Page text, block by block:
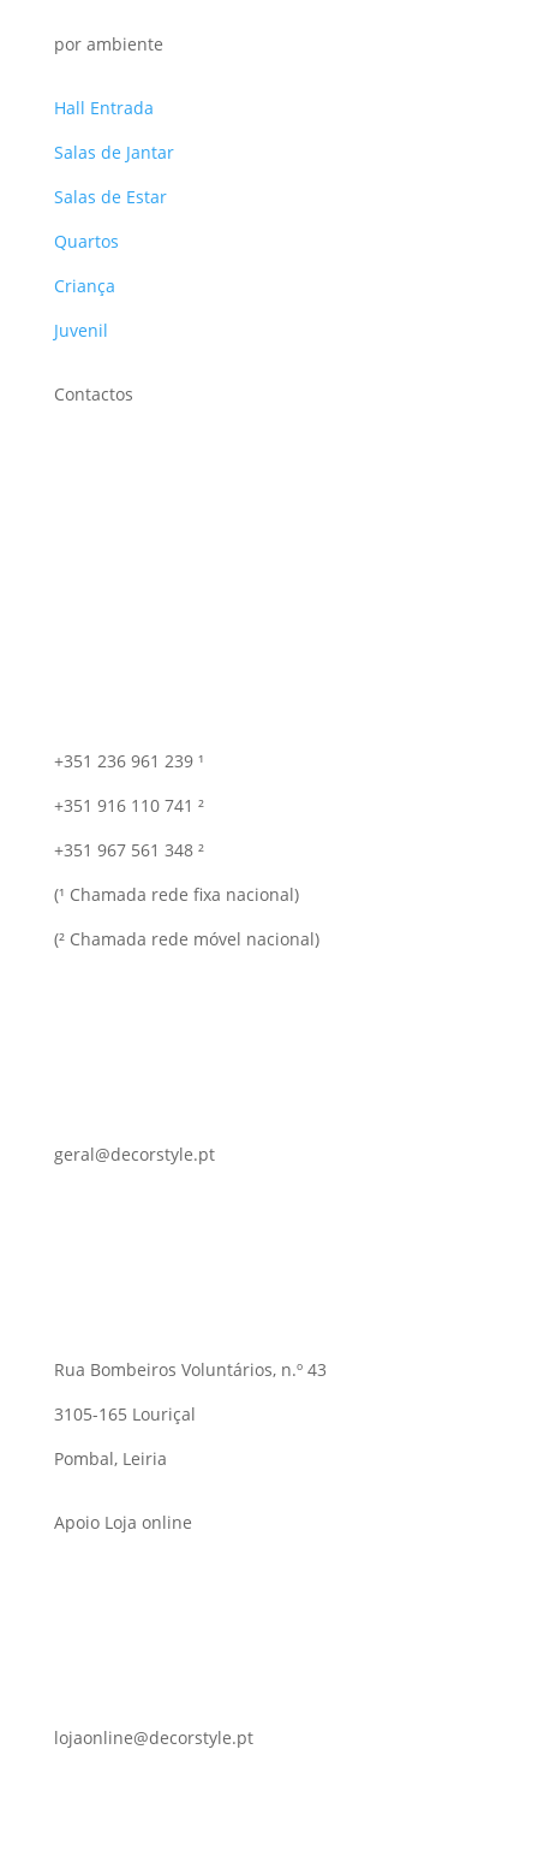
por ambiente
Hall Entrada
Salas de Jantar
Salas de Estar
Quartos
Criança
Juvenil
Contactos
+351 236 961 239 ¹
+351 916 110 741 ²
+351 967 561 348 ²
(¹ Chamada rede fixa nacional)
(² Chamada rede móvel nacional)
geral@decorstyle.pt
Rua Bombeiros Voluntários, n.º 43
3105-165 Louriçal
Pombal, Leiria
Apoio Loja online
lojaonline@decorstyle.pt